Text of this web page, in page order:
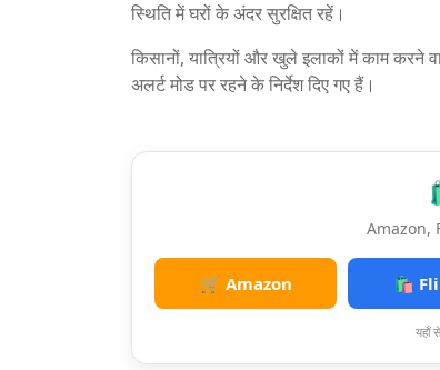
स्थिति में घरों के अंदर सुरक्षित रहें।
किसानों, यात्रियों और खुले इलाकों में काम करने
अलर्ट मोड पर रहने के निर्देश दिए गए हैं।
Amazon,
🛒 Amazon 🛍️
यहाँ